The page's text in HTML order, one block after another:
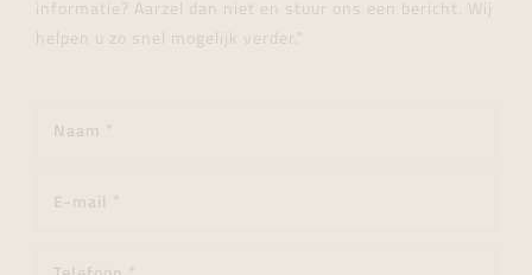
informatie? Aarzel dan niet en stuur ons een bericht. Wij
helpen u zo snel mogelijk verder."